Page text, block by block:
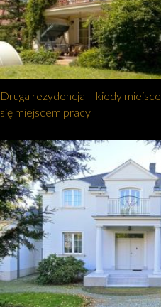
Druga rezydencja – kiedy
się miejscem pracy